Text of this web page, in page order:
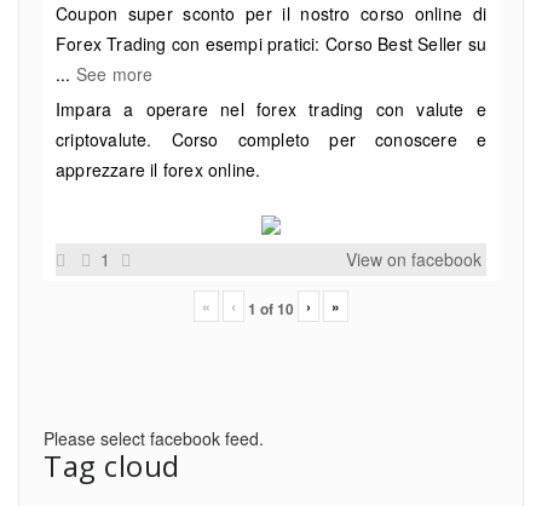
Coupon super sconto per il nostro corso online di
Forex Trading con esempi pratici: Corso Best Seller su
... See more
Impara a operare nel forex trading con valute e
criptovalute. Corso completo per conoscere e
apprezzare il forex online.
1 View on facebook
« ‹ 1 of10 › »
Please select facebook feed.
Tag cloud